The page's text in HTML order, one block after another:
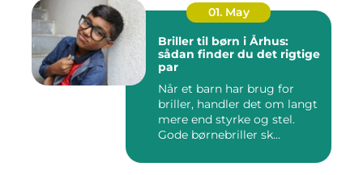
01. May
Briller til børn i Århus:
sådan finder du det rigtige
par
Når et barn har brug for
briller, handler det om langt
mere end styrke og stel.
Gode børnebriller sk...